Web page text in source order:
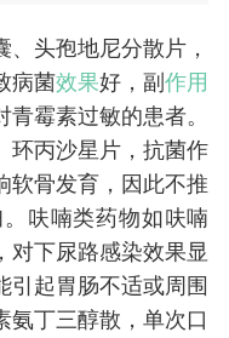
织炎、伤口感染、腹内
、腹膜炎和手术后感染
头孢地尼分散片，
病菌效果好，副作用
霉素过敏的患者。
环丙沙星片，抗菌作
软骨发育，因此不推
呋喃类药物如呋喃
对下尿路感染效果显
引起胃肠不适或周围
氨丁三醇散，单次口